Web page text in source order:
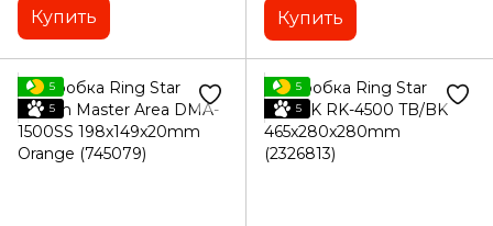
Купить Купить
5
5
5
5